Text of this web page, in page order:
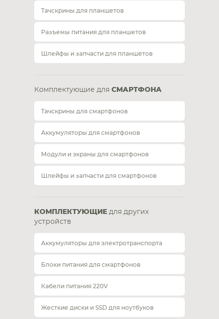
Тачскрины для планшетов
Разъемы питания для планшетов
Шлейфы и запчасти для планшетов
Комплектующие для СМАРТФОНА
Тачскрины для смартфонов
Аккумуляторы для смартфонов
Модули и экраны для смартфонов
Шлейфы и запчасти для смартфонов
КОМПЛЕКТУЮЩИЕ для других
устройств
Аккумуляторы для электротранспорта
Блоки питания для смартфонов
Кабели питания 220V
Жесткие диски и SSD для ноутбуков